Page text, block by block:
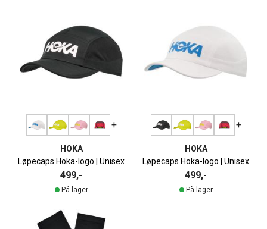
+
HOKA
Løpecaps Hoka-logo | Unisex
499,-
På lager
+
HOKA
Løpecaps Hoka-logo | Unisex
499,-
På lager